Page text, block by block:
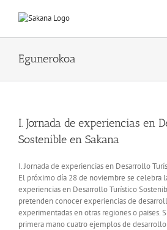
Egunerokoa
I. Jornada de experiencias en
Sostenible en Sakana
I. Jornada de experiencias en Desarrollo
El próximo día 28 de noviembre se celebra
experiencias en Desarrollo Turístico
pretenden conocer experiencias de
experimentadas en otras regiones o paises.
primera mano cuatro ejemplos de